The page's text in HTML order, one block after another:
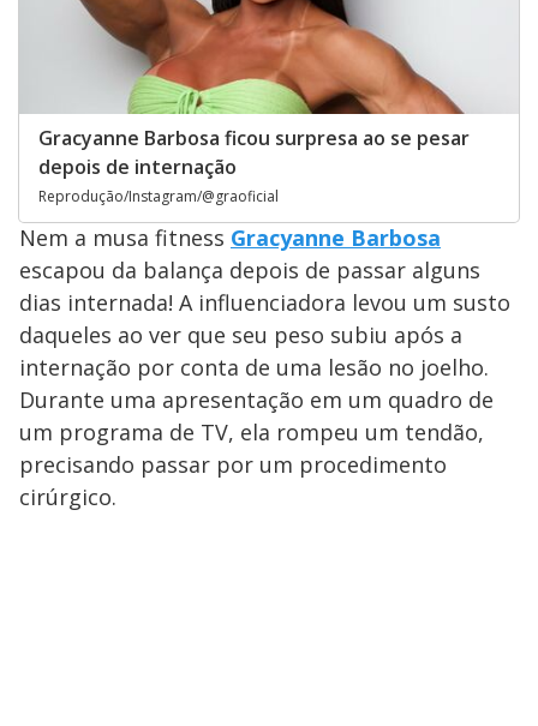
Gracyanne Barbosa ficou surpresa ao se pesar
depois de internação
Reprodução/Instagram/@graoficial
Nem a musa fitness Gracyanne Barbosa
escapou da balança depois de passar alguns
dias internada! A influenciadora levou um susto
daqueles ao ver que seu peso subiu após a
internação por conta de uma lesão no joelho.
Durante uma apresentação em um quadro de
um programa de TV, ela rompeu um tendão,
precisando passar por um procedimento
cirúrgico.